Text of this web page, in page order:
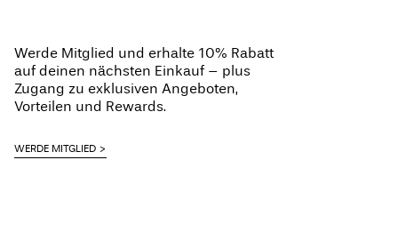
Werde Mitglied und erhalte 10% Rabatt
auf deinen nächsten Einkauf – plus
Zugang zu exklusiven Angeboten,
Vorteilen und Rewards.
WERDE MITGLIED